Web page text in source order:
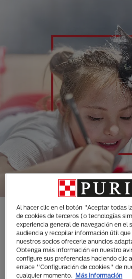
CONOCE TODAS
MARCAS
ESPECIALMENTE
Al hacer clic en el botón "Aceptar todas
de cookies de terceros (o tecnologías
experiencia general de navegación en el
audiencia y recopilar información útil
nuestros socios ofrecerle anuncios
Obtenga más información en nuestro
configure sus preferencias haciendo clic
enlace "Configuración de cookies" de
cualquier momento.
Más información